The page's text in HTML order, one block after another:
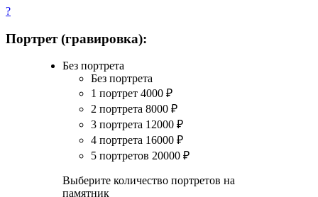
?
Портрет (гравировка):
Без портрета
Без портрета
1 портрет 4000 ₽
2 портрета 8000 ₽
3 портрета 12000 ₽
4 портрета 16000 ₽
5 портретов 20000 ₽
Выберите количество портретов на
памятник